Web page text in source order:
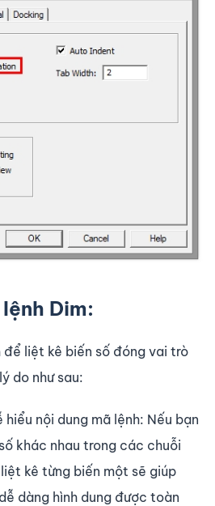
Dim:
để liệt kê biến số đóng vai trò
do như sau:
nội dung mã lệnh: Nếu bạn
khác nhau trong các chuỗi
kê từng biến một sẽ giúp
dàng hình dung được toàn